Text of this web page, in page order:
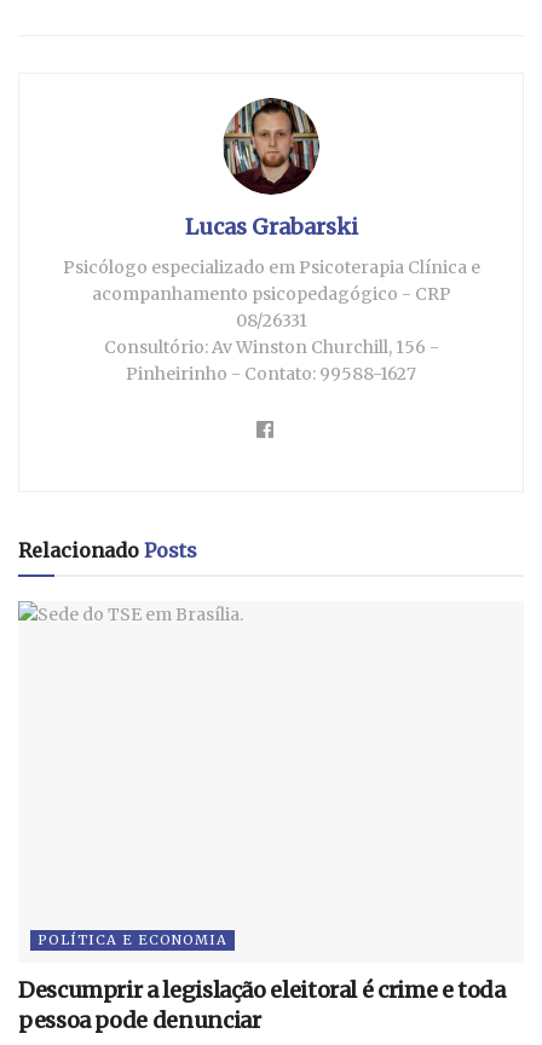
Lucas Grabarski
Psicólogo especializado em Psicoterapia Clínica e
acompanhamento psicopedagógico - CRP
08/26331
Consultório: Av Winston Churchill, 156 -
Pinheirinho - Contato: 99588-1627
Relacionado Posts
POLÍTICA E ECONOMIA
Descumprir a legislação eleitoral é crime e toda
pessoa pode denunciar